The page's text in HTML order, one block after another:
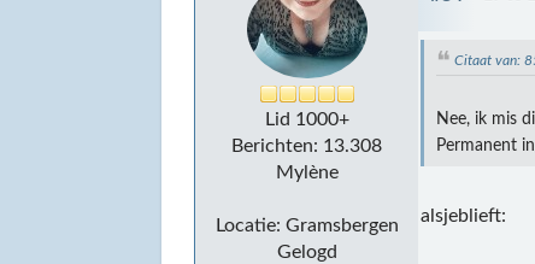
Lid 1000+
Berichten: 13.308
Mylène
Locatie: Gramsbergen
Gelogd
Citaat van:
Nee, ik mis
Permanent
alsjeblieft: